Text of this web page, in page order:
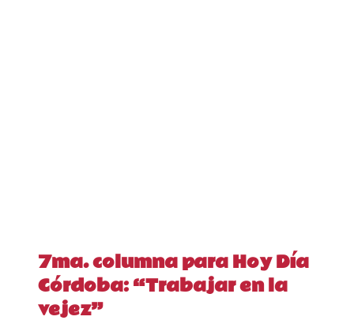
7ma. columna para Hoy Día
Córdoba: “Trabajar en la
vejez”